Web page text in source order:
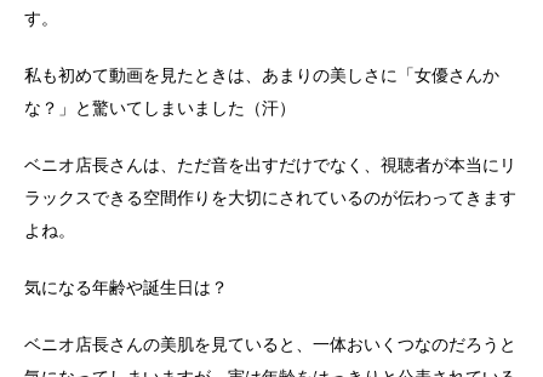
す。
私も初めて動画を見たときは、あまりの美しさに「女優さんか
な？」と驚いてしまいました（汗）
ベニオ店長さんは、ただ音を出すだけでなく、視聴者が本当にリ
ラックスできる空間作りを大切にされているのが伝わってきます
よね。
気になる年齢や誕生日は？
ベニオ店長さんの美肌を見ていると、一体おいくつなのだろうと